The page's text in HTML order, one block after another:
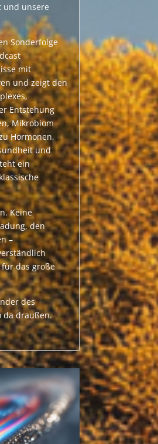
und unsere
Sonderfolge
mit
und zeigt den
Entstehung
Mikrobiom
Hormonen,
und
ein
Keine
den
–
das große
des
da draußen.